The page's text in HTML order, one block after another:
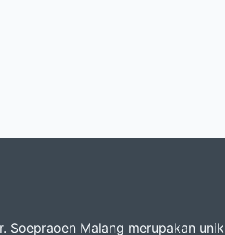
Soepraoen Malang merupakan unik